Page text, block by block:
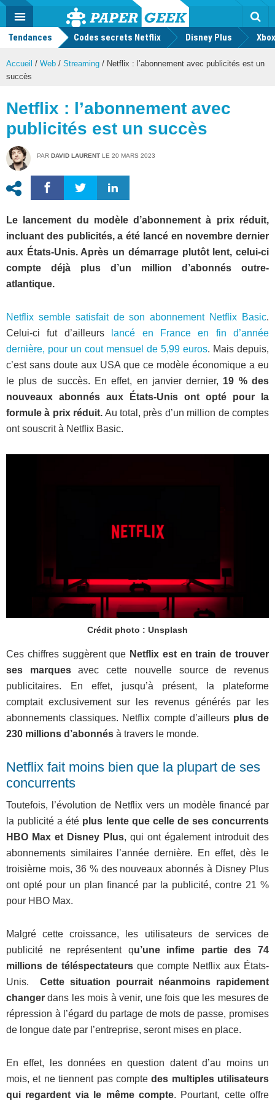
Actu
geek
MENU
Tendances Codes secrets Netflix Disney Plus
Accueil / Web / Streaming / Netflix : l’abonnement avec publicités est un
succès
Netflix : l’abonnement avec
publicités est un succès
PAR DAVID LAURENT LE 20 MARS 2023
Le lancement du modèle d’abonnement à prix réduit,
incluant des publicités, a été lancé en novembre dernier
aux États-Unis. Après un démarrage plutôt lent, celui-ci
compte déjà plus d’un million d’abonnés outre-
atlantique.
Netflix semble satisfait de son abonnement Netflix Basic.
Celui-ci fut d’ailleurslancé en France en fin d’année
dernière, pour un cout mensuel de 5,99 euros. Mais depuis,
c’est sans doute aux USA que ce modèle économique a eu
le plus de succès. En effet, en janvier dernier, 19 % des
nouveaux abonnés aux États-Unis ont opté pour la
formule à prix réduit. Au total, près d’un million de comptes
ont souscrit à Netflix Basic.
Crédit photo : Unsplash
Ces chiffres suggèrent que Netflix est en train de trouver
ses marquesavec cette nouvelle source de revenus
publicitaires. En effet, jusqu’à présent, la plateforme
comptait exclusivement sur les revenus générés par les
abonnements classiques. Netflix compte d’ailleurs plus de
230 millions d’abonnés à travers le monde.
Netflix fait moins bien que la plupart de ses
concurrents
Toutefois, l’évolution de Netflix vers un modèle financé par
la publicité a été plus lente que celle de ses concurrents
HBO Max et Disney Plus, qui ont également introduit des
abonnements similaires l’année dernière. En effet, dès le
troisième mois, 36 % des nouveaux abonnés à Disney Plus
ont opté pour un plan financé par la publicité, contre 21 %
pour HBO Max.
Malgré cette croissance, les utilisateurs de services de
publicité ne représentent qu’une infime partie des 74
millions de téléspectateurs que compte Netflix aux États-
Unis.
Cette situation pourrait néanmoins rapidement
changer dans les mois à venir, une fois que les mesures de
répression à l’égard du partage de mots de passe, promises
de longue date par l’entreprise, seront mises en place.
En effet, les données en question datent d’au moins un
mois, et ne tiennent pas comptedes multiples utilisateurs
qui regardent via le même compte. Pourtant, cette offre
Mode
FacebookTwitter Youtube